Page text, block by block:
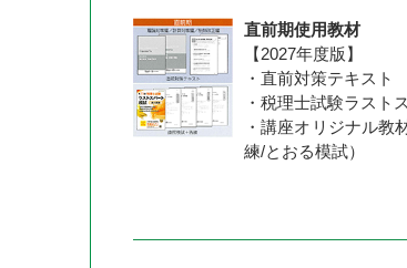
直前期使用教材
【2027年度版】
・直前対策テキスト
・税理士試験ラスト
・講座オリジナル教
練/とおる模試）